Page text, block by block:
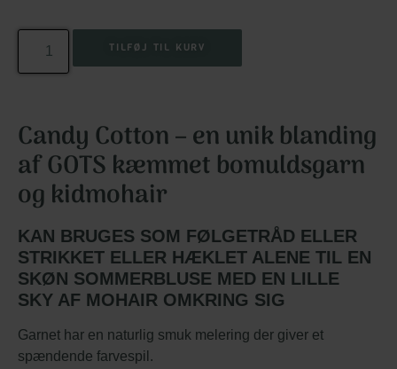
TILFØJ TIL KURV
Candy Cotton – en unik blanding
af GOTS kæmmet bomuldsgarn
og kidmohair
KAN BRUGES SOM FØLGETRÅD ELLER
STRIKKET ELLER HÆKLET ALENE TIL EN
SKØN SOMMERBLUSE MED EN LILLE
SKY AF MOHAIR OMKRING SIG
Garnet har en naturlig smuk melering der giver et
spændende farvespil.